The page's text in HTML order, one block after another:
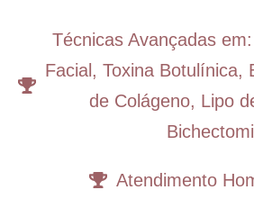
Técnicas Avançadas
Facial, Toxina Botulínica,
de Colágeno, Lipo
Atendimento